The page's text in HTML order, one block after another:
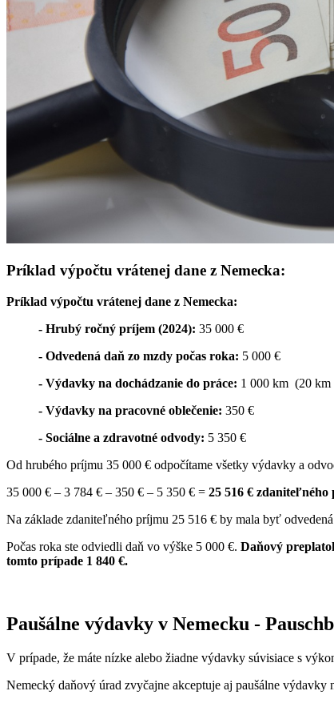
Príklad výpočtu vrátenej dane z Nemecka:
Príklad výpočtu vrátenej dane z Nemecka:
- Hrubý ročný príjem (2024): 35 000 €
- Odvedená daň zo mzdy počas roka: 5 000 €
- Výdavky na dochádzanie do práce: 1 000 km (20 km
- Výdavky na pracovné oblečenie: 350 €
- Sociálne a zdravotné odvody: 5 350 €
Od hrubého príjmu 35 000 € odpočítame všetky výdavky a
35 000 € – 3 784 € – 350 € – 5 350 € = 25 516 € zdaniteľného
Na základe zdaniteľného príjmu 25 516 € by mala byť
Počas roka ste odviedli daň vo výške 5 000 €. Daňový
tomto prípade 1 840 €.
Paušálne výdavky v Nemecku -
V prípade, že máte nízke alebo žiadne výdavky súvisiace s
Nemecký daňový úrad zvyčajne akceptuje aj paušálne